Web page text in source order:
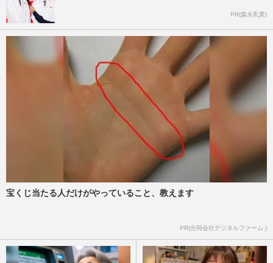
PR(森永乳業)
宝くじ当たる人だけがやっていること、教えます
PR(合同会社デジタルファーム )